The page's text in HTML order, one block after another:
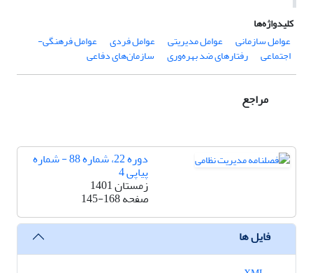
کلیدواژه‌ها
عوامل سازمانی
عوامل مدیریتی عوامل فردی عوامل فرهنگی-
اجتماعی رفتارهای ضد بهره‌وری سازمان‌های دفاعی
مراجع
دوره 22، شماره 88 - شماره
پیاپی 4
زمستان 1401
صفحه145-168
فایل ها